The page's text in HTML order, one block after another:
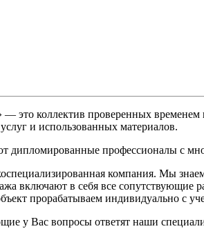
это коллектив проверенных временем
и использованных материалов.
дипломированные профессионалы с
компания. Мы
включают в себя все
прорабатываем индивидуально с
у Вас вопросы ответят наши